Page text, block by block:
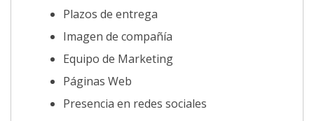
Plazos de entrega
Imagen de compañía
Equipo de Marketing
Páginas Web
Presencia en redes sociales